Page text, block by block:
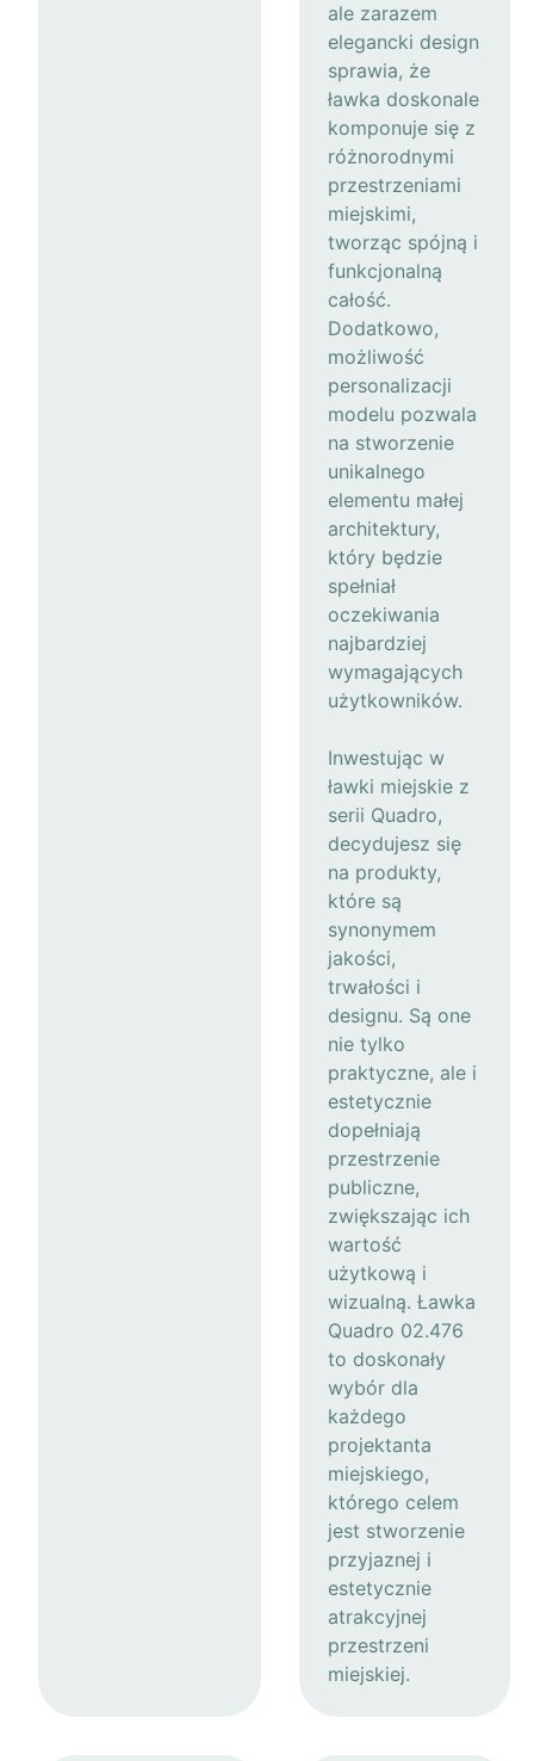
ale zarazem
elegancki design
sprawia, że
ławka doskonale
komponuje się z
różnorodnymi
przestrzeniami
miejskimi,
tworząc spójną i
funkcjonalną
całość.
Dodatkowo,
możliwość
personalizacji
modelu pozwala
na stworzenie
unikalnego
elementu małej
architektury,
który będzie
spełniał
oczekiwania
najbardziej
wymagających
użytkowników.
Inwestując w
ławki miejskie z
serii Quadro,
decydujesz się
na produkty,
które są
synonymem
jakości,
trwałości i
designu. Są one
nie tylko
praktyczne, ale i
estetycznie
dopełniają
przestrzenie
publiczne,
zwiększając ich
wartość
użytkową i
wizualną. Ławka
Quadro 02.476
to doskonały
wybór dla
każdego
projektanta
miejskiego,
którego celem
jest stworzenie
przyjaznej i
estetycznie
atrakcyjnej
przestrzeni
miejskiej.